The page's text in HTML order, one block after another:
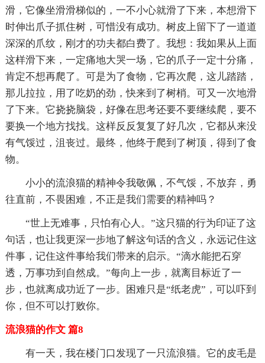
滑，它像坐滑滑梯似的，一不小心就滑了下来，本想滑下
时伸出爪子抓住树，可惜没有成功。树皮上留下了一道道
深深的爪纹，刚才的功夫都白费了。我想：我如果从上面
这样滑下来，一定痛地大哭一场，它的爪子一定十分痛，
肯定不想再爬了。可是为了食物，它再次爬，这儿踏踏，
那儿拉拉，用了吃奶的劲，快来到了树梢。可又一次地滑
了下来。它挠挠脑袋，好像在思考还要不要继续爬，要不
要换一个地方找找。这样反反复复了好几次，它都从来没
有气馁过，沮丧过。最终，他终于爬到了树顶，得到了食
物。
小小的流浪猫的精神令我敬佩，不气馁，不放弃，勇
往直前，不畏困难，不正是我们需要的精神吗？
“世上无难事，只怕有心人。”这只猫的行为印证了这
句话，也让我更深一步地了解这句话的含义，永远记住这
件事，记住这件事给我们带来的启示。“滴水能把石穿
透，万事功到自然成。”每向上一步，就离目标近了一
步，也就离成功近了一步。困难只是“纸老虎”，可以吓到
你，但不可以打败你。
流浪猫的作文 篇8
有一天，我在楼门口发现了一只流浪猫。它的皮毛是